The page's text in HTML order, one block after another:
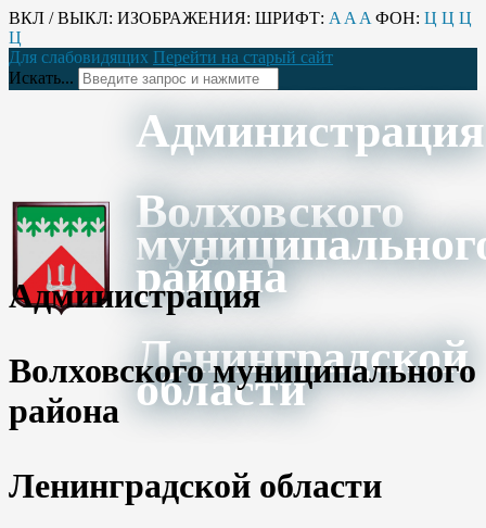
ВКЛ / ВЫКЛ: ИЗОБРАЖЕНИЯ: ШРИФТ: A A A ФОН: Ц Ц Ц
Ц
Для слабовидящих Перейти на старый сайт
Искать...
Администрация
Волховского
района
Ленинградской
области
Администрация
Волховского муниципального
района
Ленинградской области